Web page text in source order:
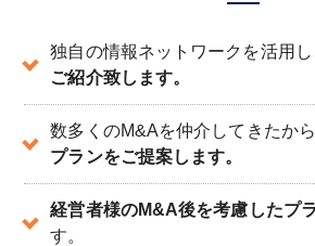
独自の情報ネットワークを活用し
ご紹介致します。
数多くのM&Aを仲介してきたか
プランをご提案します。
経営者様のM&A後を考慮したプ
す。